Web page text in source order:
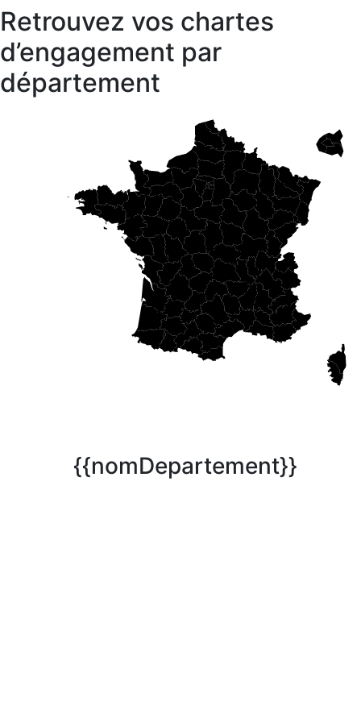
Retrouvez vos chartes
d’engagement par
département
{{nomDepartement}}